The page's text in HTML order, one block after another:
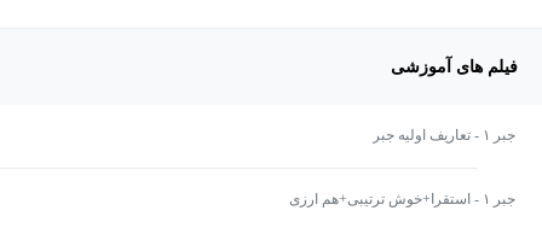
فیلم های آموزشی
جبر ۱ - تعاریف اولیه جبر
جبر ۱ - استقرا+خوش ترتیبی+هم ارزی